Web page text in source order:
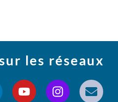
les réseaux